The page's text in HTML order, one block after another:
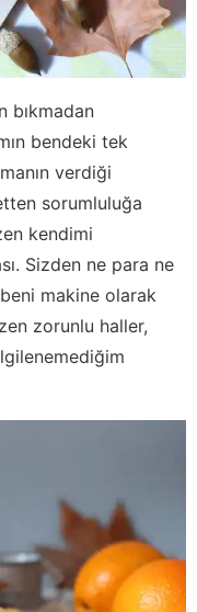
bıkmadan
bendeki tek
verdiği
sorumluluğa
kendimi
Sizden ne para ne
makine olarak
zorunlu haller,